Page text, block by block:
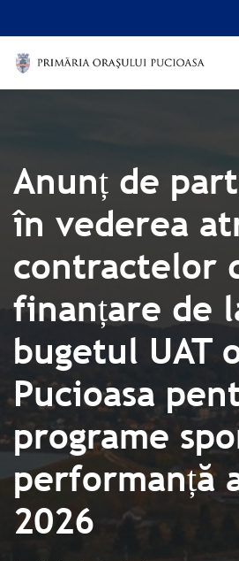
Anunț de
în vederea
contractelor
finanțare de
bugetul UAT
Pucioasa
programe
performanță
2026